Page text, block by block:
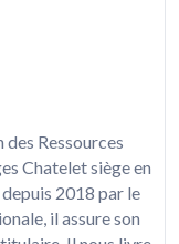
Ressources
Chatelet siège en
2018 par le
il assure son